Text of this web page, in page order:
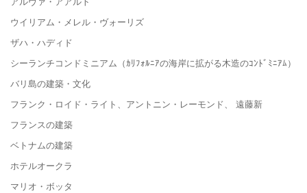
ウイリアム・メレル・ヴォーリズ
ザハ・ハディド
シーランチコンドミニアム（ｶﾘﾌｫﾙﾆｱの海岸に拡がる木造のｺﾝﾄﾞﾐﾆｱﾑ）
バリ島の建築・文化
フランク・ロイド・ライト、アントニン・レーモンド、 遠藤新
フランスの建築
ベトナムの建築
ホテルオークラ
マリオ・ボッタ